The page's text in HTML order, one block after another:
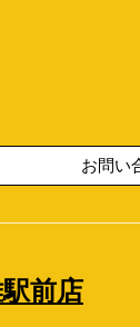
お問い
前店